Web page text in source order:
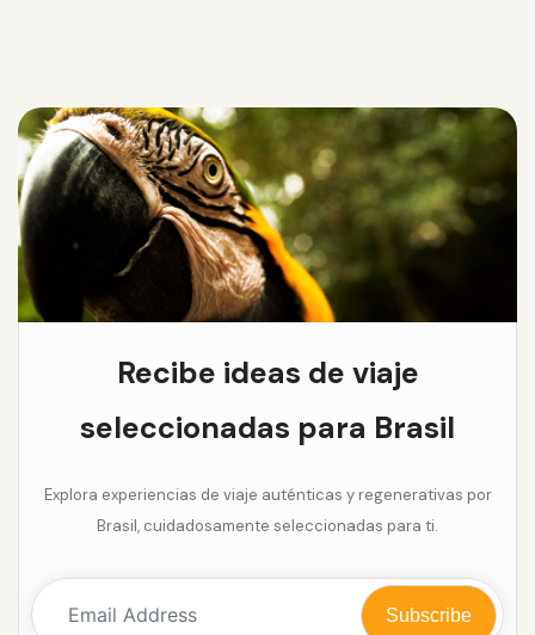
Recibe ideas de viaje
seleccionadas para Brasil
Explora experiencias de viaje auténticas y regenerativas por
Brasil, cuidadosamente seleccionadas para ti.